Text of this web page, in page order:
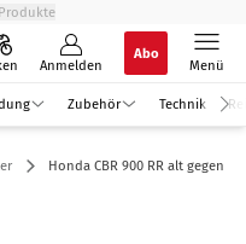
Produkte
Anmelden
Abo
Menü
Zubehör Technik
Honda CBR 900 RR alt gegen